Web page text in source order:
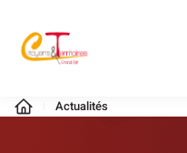
contenu
Citoyens
&
Actualités